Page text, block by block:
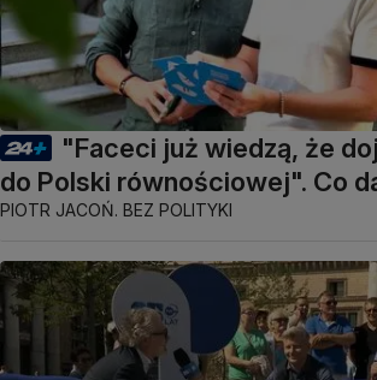
"Faceci już wiedzą, że
do Polski równościowej". Co
PIOTR JACOŃ. BEZ POLITYKI